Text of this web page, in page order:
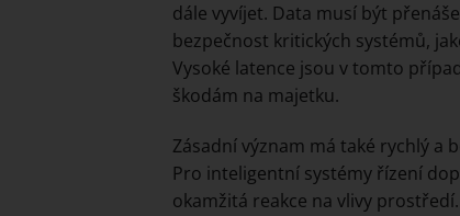
dále vyvíjet. Data musí být
bezpečnost kritických systémů,
Vysoké latence jsou v tomto
škodám na majetku.
Zásadní význam má také rychlý a
Pro inteligentní systémy řízení
okamžitá reakce na vlivy